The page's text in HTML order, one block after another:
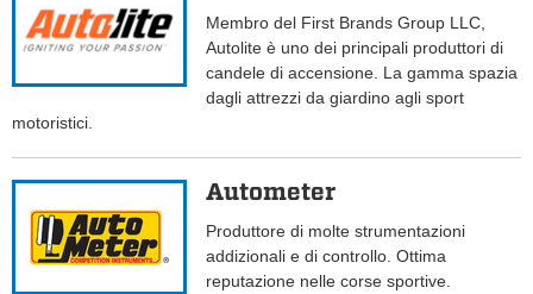
Membro del First Brands Group LLC,
Autolite è uno dei principali produttori di
candele di accensione. La gamma spazia
dagli attrezzi da giardino agli sport
motoristici.
Autometer
Produttore di molte strumentazioni
addizionali e di controllo. Ottima
reputazione nelle corse sportive.